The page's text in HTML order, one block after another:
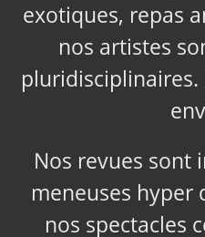
exotiques, repas
nos artistes
pluridisciplinaires.
Nos revues sont
meneuses hyper
nos spectacles